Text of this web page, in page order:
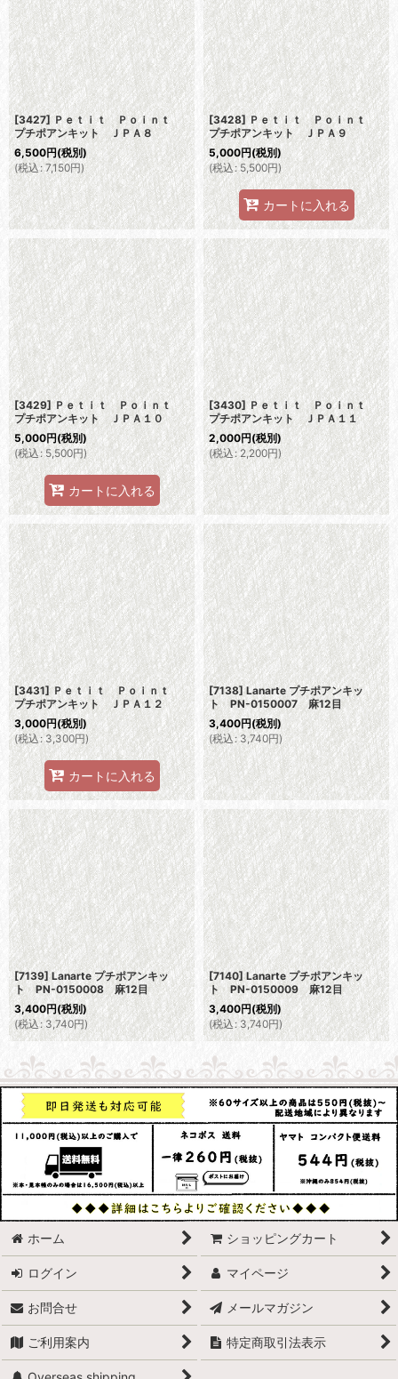
[3427] Ｐｅｔｉｔ Ｐｏｉｎｔ
プチポアンキット ＪＰＡ８
6,500円(税別)
(税込: 7,150円)
[3428] Ｐｅｔｉｔ Ｐｏｉｎｔ
プチポアンキット ＪＰＡ９
5,000円(税別)
(税込: 5,500円)
カートに入れる
[3429] Ｐｅｔｉｔ Ｐｏｉｎｔ
プチポアンキット ＪＰＡ１０
5,000円(税別)
(税込: 5,500円)
カートに入れる
[3430] Ｐｅｔｉｔ Ｐｏｉｎｔ
プチポアンキット ＪＰＡ１１
2,000円(税別)
(税込: 2,200円)
[3431] Ｐｅｔｉｔ Ｐｏｉｎｔ
プチポアンキット ＪＰＡ１２
3,000円(税別)
(税込: 3,300円)
カートに入れる
[7138] Lanarte プチポアンキッ
ト PN-0150007 麻12目
3,400円(税別)
(税込: 3,740円)
[7139] Lanarte プチポアンキッ
ト PN-0150008 麻12目
3,400円(税別)
(税込: 3,740円)
[7140] Lanarte プチポアンキッ
ト PN-0150009 麻12目
3,400円(税別)
(税込: 3,740円)
ホーム ショッピングカート
ログイン マイページ
お問合せ メールマガジン
ご利用案内 特定商取引法表示